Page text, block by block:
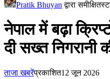
Pratik Bhuyan द्वारा समीक्षित
नेपाल में बढ़ा
दी सख्त निगरानी
ताजा खबरेंप्रकाशित12 जून 2026